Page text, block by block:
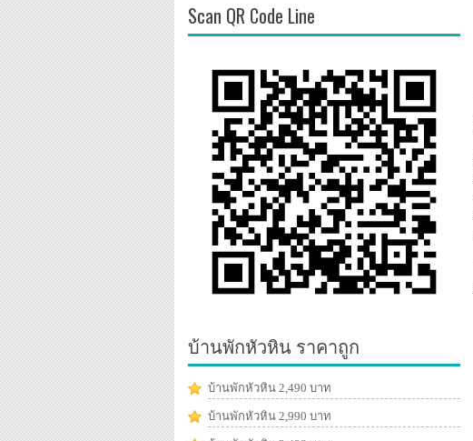
Scan QR Code Line
บ้านพักหัวหิน ราคาถูก
บ้านพักหัวหิน 2,490 บาท
บ้านพักหัวหิน 2,990 บาท